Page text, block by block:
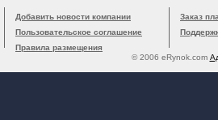
Добавить новости компании
Пользовательское соглашение
Правила размещения
Заказ
© 2006 eRynok.com